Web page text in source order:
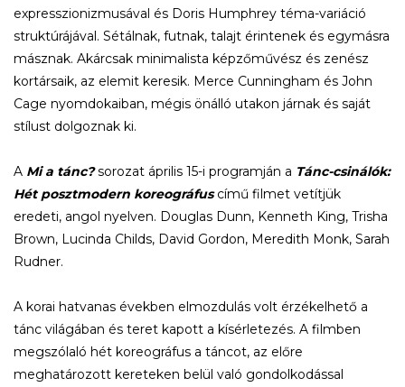
expresszionizmusával és Doris Humphrey téma-variáció
struktúrájával. Sétálnak, futnak, talajt érintenek és egymásra
másznak. Akárcsak minimalista képzőművész és zenész
kortársaik, az elemit keresik. Merce Cunningham és John
Cage nyomdokaiban, mégis önálló utakon járnak és saját
stílust dolgoznak ki.
A Mi a tánc?sorozat április 15-i programján a Tánc-csinálók:
Hét posztmodern koreográfuscímű filmet vetítjük
eredeti, angol nyelven. Douglas Dunn, Kenneth King, Trisha
Brown, Lucinda Childs, David Gordon, Meredith Monk, Sarah
Rudner.
A korai hatvanas években elmozdulás volt érzékelhető a
tánc világában és teret kapott a kísérletezés. A filmben
megszólaló hét koreográfus a táncot, az előre
meghatározott kereteken belül való gondolkodással